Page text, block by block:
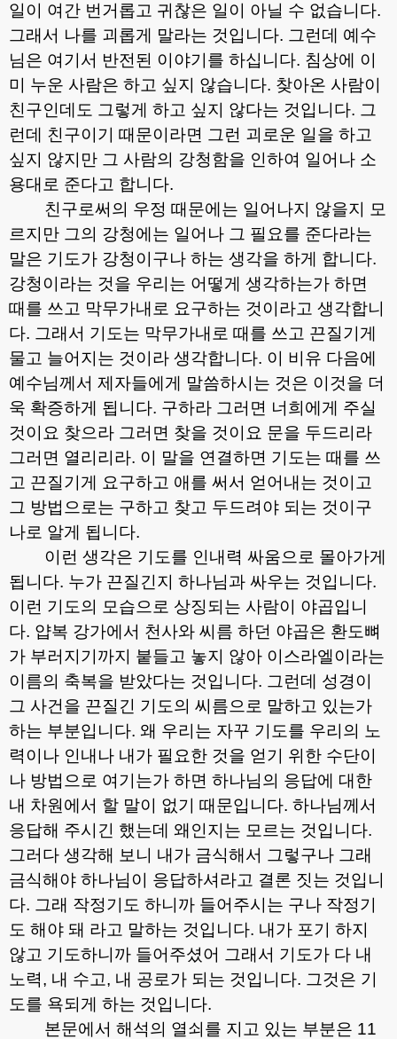
일이 여간 번거롭고 귀찮은 일이 아닐 수 없습니다.
그래서 나를 괴롭게 말라는 것입니다. 그런데 예수
님은 여기서 반전된 이야기를 하십니다. 침상에 이
미 누운 사람은 하고 싶지 않습니다. 찾아온 사람이
친구인데도 그렇게 하고 싶지 않다는 것입니다. 그
런데 친구이기 때문이라면 그런 괴로운 일을 하고
싶지 않지만 그 사람의 강청함을 인하여 일어나 소
용대로 준다고 합니다.
친구로써의 우정 때문에는 일어나지 않을지 모
르지만 그의 강청에는 일어나 그 필요를 준다라는
말은 기도가 강청이구나 하는 생각을 하게 합니다.
강청이라는 것을 우리는 어떻게 생각하는가 하면
때를 쓰고 막무가내로 요구하는 것이라고 생각합니
다. 그래서 기도는 막무가내로 때를 쓰고 끈질기게
물고 늘어지는 것이라 생각합니다. 이 비유 다음에
예수님께서 제자들에게 말씀하시는 것은 이것을 더
욱 확증하게 됩니다. 구하라 그러면 너희에게 주실
것이요 찾으라 그러면 찾을 것이요 문을 두드리라
그러면 열리리라. 이 말을 연결하면 기도는 때를 쓰
고 끈질기게 요구하고 애를 써서 얻어내는 것이고
그 방법으로는 구하고 찾고 두드려야 되는 것이구
나로 알게 됩니다.
이런 생각은 기도를 인내력 싸움으로 몰아가게
됩니다. 누가 끈질긴지 하나님과 싸우는 것입니다.
이런 기도의 모습으로 상징되는 사람이 야곱입니
다. 얍복 강가에서 천사와 씨름 하던 야곱은 환도뼈
가 부러지기까지 붙들고 놓지 않아 이스라엘이라는
이름의 축복을 받았다는 것입니다. 그런데 성경이
그 사건을 끈질긴 기도의 씨름으로 말하고 있는가
하는 부분입니다. 왜 우리는 자꾸 기도를 우리의 노
력이나 인내나 내가 필요한 것을 얻기 위한 수단이
나 방법으로 여기는가 하면 하나님의 응답에 대한
내 차원에서 할 말이 없기 때문입니다. 하나님께서
응답해 주시긴 했는데 왜인지는 모르는 것입니다.
그러다 생각해 보니 내가 금식해서 그렇구나 그래
금식해야 하나님이 응답하셔라고 결론 짓는 것입니
다. 그래 작정기도 하니까 들어주시는 구나 작정기
도 해야 돼 라고 말하는 것입니다. 내가 포기 하지
않고 기도하니까 들어주셨어 그래서 기도가 다 내
노력, 내 수고, 내 공로가 되는 것입니다. 그것은 기
도를 욕되게 하는 것입니다.
본문에서 해석의 열쇠를 지고 있는 부분은 11